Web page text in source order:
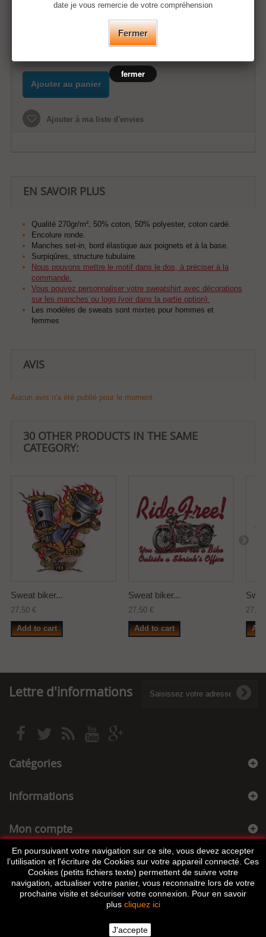
Ajouter au panier
Ajouter à ma liste d'envies
EN SAVOIR PLUS
Qualité 270gr/m², 50% coton, 50% polyester, coton cardé.
Encolure ronde.
Manches set-in, bord élastique aux poignets et à la base.
Surpiqûres, structure tubulaire.
Nous pouvons mettre le motif dans le dos, à préciser à la
commande.
Vous pouvez personnaliser votre sweatshirt avec décorations
sur les manches ou logo (voir dans la partie option).
Les modèles de sweats sont mixtes pour hommes et
femmes
AVIS
Aucun avis n'a été publié pour le moment.
30 OTHER PRODUCTS IN THE SAME
CATEGORY:
Sweat biker...
27,50 €
Add to cart
Sweat biker...
27,50 €
Add to cart
Lettre d'informations
Catégories
Informations
Mon compte
Informations sur votre boutique
En poursuivant votre navigation sur ce site, vous devez accepter
l’utilisation et l'écriture de Cookies sur votre appareil connecté. Ces
Cookies (petits fichiers texte) permettent de suivre votre
navigation, actualiser votre panier, vous reconnaitre lors de votre
prochaine visite et sécuriser votre connexion. Pour en savoir
plus cliquez ici
J'accepte
date je vous remercie de votre compréhension
Fermer
fermer